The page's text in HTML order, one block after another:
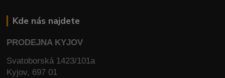
Kde nás najdete
PRODEJNA KYJOV
Svatoborská 1423/101a
Kyjov, 697 01